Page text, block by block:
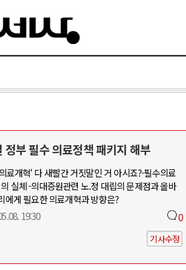
부 필수 의료정책 패키지 해부
료개혁‘ 다 새빨간 거짓말인 거 아시죠?-필수의료
실체 -의대증원관련 노.정 대립의 문제점과 올바
에게 필요한 의료개혁과 방향은?
19:30 0
기사수정